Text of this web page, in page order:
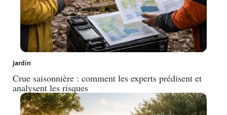
Jardin
Crue saisonnière : comment les experts prédisent et
analysent les risques